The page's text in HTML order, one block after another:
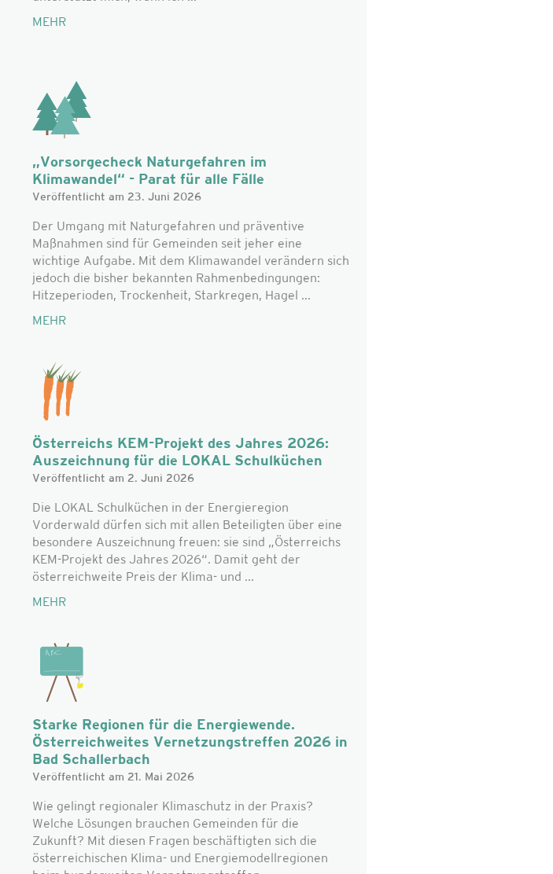
MEHR
„Vorsorgecheck Naturgefahren im
Klimawandel“ - Parat für alle Fälle
Veröffentlicht am 23. Juni 2026
Der Umgang mit Naturgefahren und präventive
Maßnahmen sind für Gemeinden seit jeher eine
wichtige Aufgabe. Mit dem Klimawandel verändern sich
jedoch die bisher bekannten Rahmenbedingungen:
Hitzeperioden, Trockenheit, Starkregen, Hagel ...
MEHR
Österreichs KEM-Projekt des Jahres 2026:
Auszeichnung für die LOKAL Schulküchen
Veröffentlicht am 2. Juni 2026
Die LOKAL Schulküchen in der Energieregion
Vorderwald dürfen sich mit allen Beteiligten über eine
besondere Auszeichnung freuen: sie sind „Österreichs
KEM-Projekt des Jahres 2026“. Damit geht der
österreichweite Preis der Klima- und ...
MEHR
Starke Regionen für die Energiewende.
Österreichweites Vernetzungstreffen 2026 in
Bad Schallerbach
Veröffentlicht am 21. Mai 2026
Wie gelingt regionaler Klimaschutz in der Praxis?
Welche Lösungen brauchen Gemeinden für die
Zukunft? Mit diesen Fragen beschäftigten sich die
österreichischen Klima- und Energiemodellregionen